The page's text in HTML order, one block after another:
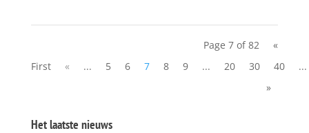
Page 7 of 82
«
First
« ... 5 6 7 8 9 ... 20 30 40
...
»
Het laatste nieuws